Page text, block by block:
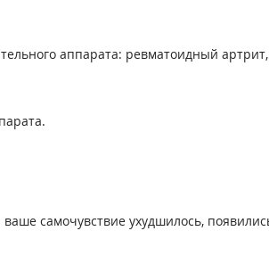
аппарата: ревматоидный артрит,
самочувствие ухудшилось,